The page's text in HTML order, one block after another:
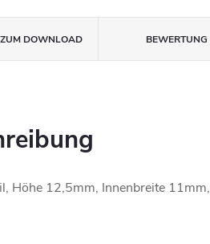
DOWNLOAD BEWERTUNG
Höhe 12,5mm, Innenbreite 11mm,